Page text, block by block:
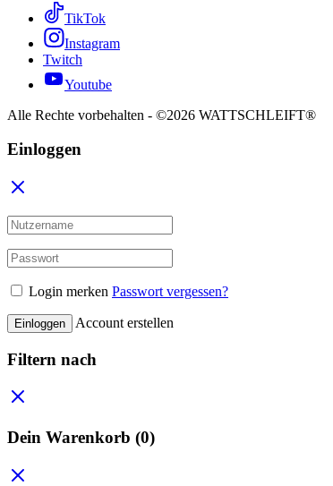
TikTok
Instagram
Twitch
Youtube
Alle Rechte vorbehalten - ©2026 WATTSCHLEIFT®
Einloggen
Login merken Passwort vergessen?
Einloggen Account erstellen
Filtern nach
Dein Warenkorb (0)